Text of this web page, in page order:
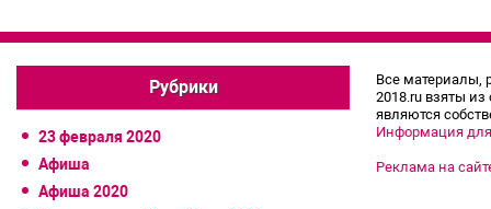
Рубрики
23 февраля 2020
Афиша
Афиша 2020
Все материалы,
2018.ru взяты
являются
Информация
Реклама на